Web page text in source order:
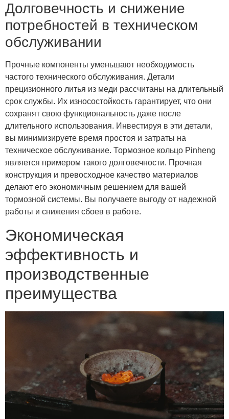
Долговечность и снижение
потребностей в техническом
обслуживании
Прочные компоненты уменьшают необходимость
частого технического обслуживания. Детали
прецизионного литья из меди рассчитаны на длительный
срок службы. Их износостойкость гарантирует, что они
сохранят свою функциональность даже после
длительного использования. Инвестируя в эти детали,
вы минимизируете время простоя и затраты на
техническое обслуживание. Тормозное кольцо Pinheng
является примером такого долговечности. Прочная
конструкция и превосходное качество материалов
делают его экономичным решением для вашей
тормозной системы. Вы получаете выгоду от надежной
работы и снижения сбоев в работе.
Экономическая
эффективность и
производственные
преимущества